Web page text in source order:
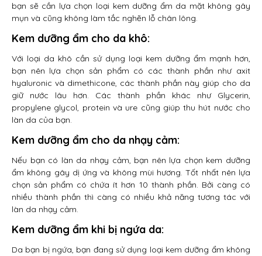
bạn sẽ cần lựa chọn loại kem dưỡng ẩm da mặt không gây
mụn và cũng không làm tắc nghẽn lỗ chân lông.
Kem dưỡng ẩm cho da khô:
Với loại da khô cần sử dụng loại kem dưỡng ẩm mạnh hơn,
bạn nên lựa chọn sản phẩm có các thành phần như axit
hyaluronic và dimethicone, các thành phần này giúp cho da
giữ nước lâu hơn. Các thành phần khác như Glycerin,
propylene glycol, protein và ure cũng giúp thu hút nước cho
làn da của bạn.
Kem dưỡng ẩm cho da nhạy cảm:
Nếu bạn có làn da nhạy cảm, bạn nên lựa chọn kem dưỡng
ẩm không gây dị ứng và không mùi hương. Tốt nhất nên lựa
chọn sản phẩm có chứa ít hơn 10 thành phần. Bởi càng có
nhiều thành phần thì càng có nhiều khả năng tương tác với
làn da nhạy cảm.
Kem dưỡng ẩm khi bị ngứa da:
Da bạn bị ngứa, bạn đang sử dụng loại kem dưỡng ẩm không